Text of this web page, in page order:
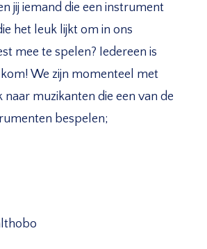
jij iemand die een instrument
het leuk lijkt om in ons
mee te spelen? Iedereen is
We zijn momenteel met
naar muzikanten die een van de
bespelen;